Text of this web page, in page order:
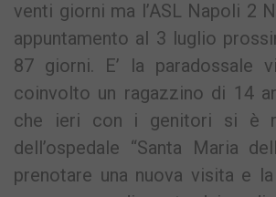
venti giorni ma l’ASL Napoli 2
appuntamento al 3 luglio
87 giorni. E’ la paradossale
coinvolto un ragazzino di 14
che ieri con i genitori si è
dell’ospedale “Santa Maria
prenotare una nuova visita e